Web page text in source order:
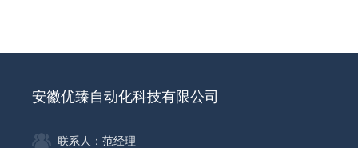
安徽优臻自动化科技有限公司
联系人：范经理